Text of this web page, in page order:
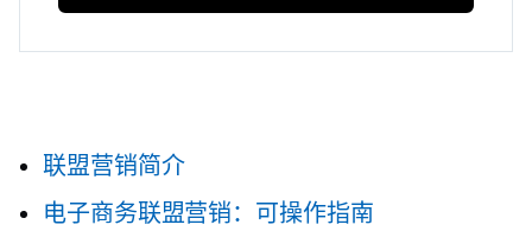
联盟营销简介
电子商务联盟营销：可操作指南